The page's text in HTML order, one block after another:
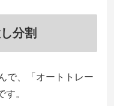
分割
で、「オートトレー
。